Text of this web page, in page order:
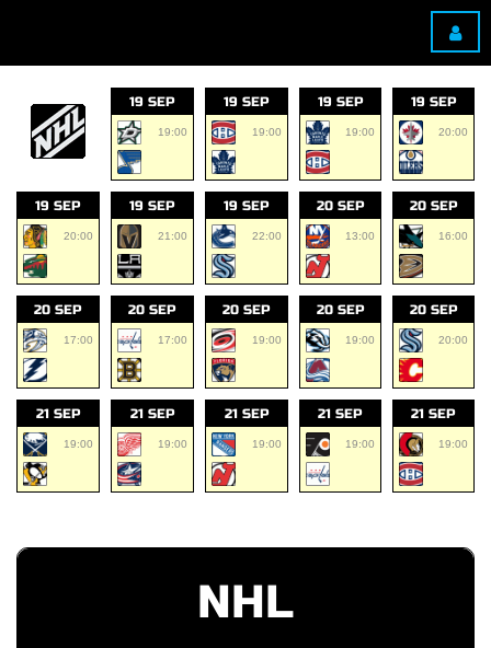
19 SEP
19:00
19 SEP
19:00
19 SEP
19:00
19 SEP
20:00
19 SEP
20:00
19 SEP
21:00
19 SEP
22:00
20 SEP
13:00
20 SEP
16:00
20 SEP
17:00
20 SEP
17:00
20 SEP
19:00
20 SEP
19:00
20 SEP
20:00
21 SEP
19:00
21 SEP
19:00
21 SEP
19:00
21 SEP
19:00
21 SEP
19:00
NHL